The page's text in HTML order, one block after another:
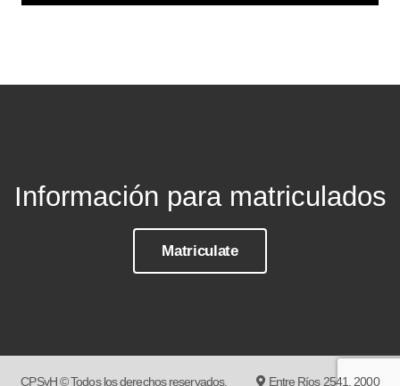
Información para matriculados
Matriculate
CPSyH © Todos los derechos reservados. Entre Ríos 2541, 2000